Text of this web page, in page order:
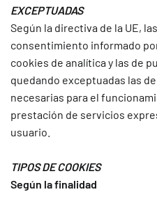
EXCEPTUADAS
Según la directiva de la UE,
consentimiento informado
cookies de analítica y las de
quedando exceptuadas las
necesarias para el
prestación de servicios
usuario.
TIPOS DE COOKIES
Según la finalidad